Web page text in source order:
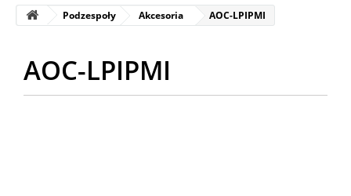
Podzespoły Akcesoria AOC-LPIPMI
AOC-LPIPMI